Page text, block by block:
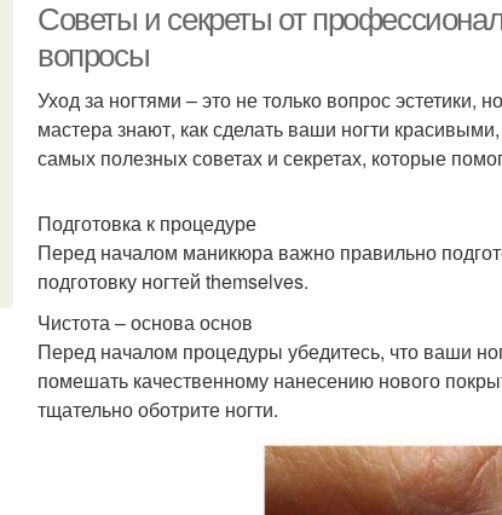
Советы и секреты от
вопросы
Уход за ногтями – это не только вопрос
мастера знают, как сделать ваши ногти
самых полезных советах и секретах, которые
Подготовка к процедуре
Перед началом маникюра важно правильно
подготовку ногтей themselves.
Чистота – основа основ
Перед началом процедуры убедитесь, что ваши
помешать качественному нанесению нового
тщательно оботрите ногти.